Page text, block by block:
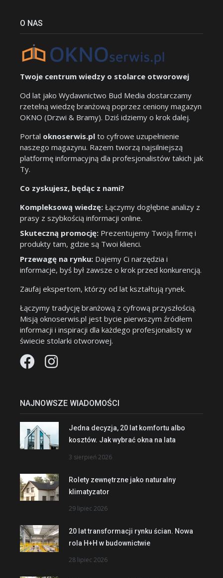
O NAS
Twoje centrum wiedzy o stolarce otworowej
Od lat jako Wydawnictwo Bud Media dostarczamy
rzetelną wiedzę branżową poprzez ceniony magazyn
OKNO (Drzwi & Bramy). Dziś idziemy o krok dalej.
Portal oknoserwis.pl to cyfrowe uzupełnienie
naszego magazynu. Razem tworzą najsilniejszą
platformę informacyjną dla profesjonalistów takich jak
Ty.
Co zyskujesz, będąc z nami?
Kompleksową wiedzę: Łączymy dogłębne analizy z
prasy z szybkością informacji online.
Skuteczną promocję: Prezentujemy Twoją firmę i
produkty tam, gdzie są Twoi klienci.
Przewagę na rynku: Dajemy Ci narzędzia i
informacje, byś był zawsze o krok przed konkurencją.
Zaufaj ekspertom, którzy od lat kształtują rynek.
Łączymy tradycję branżową z cyfrową przyszłością.
Misją oknoserwis.pl jest bycie pierwszym źródłem
informacji i inspiracji dla każdego profesjonalisty w
świecie stolarki otworowej.
NAJNOWSZE WIADOMOŚCI
Jedna decyzja, 20 lat komfortu albo
kosztów. Jak wybrać okna na lata
3 sierpień 2026
Rolety zewnętrzne jako naturalny
klimatyzator
29 lipiec 2026
20 lat transformacji rynku ścian. Nowa
rola H+H w budownictwie
28 lipiec 2026